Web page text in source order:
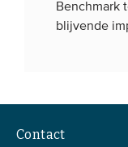
Benchmark
blijvende
Contact